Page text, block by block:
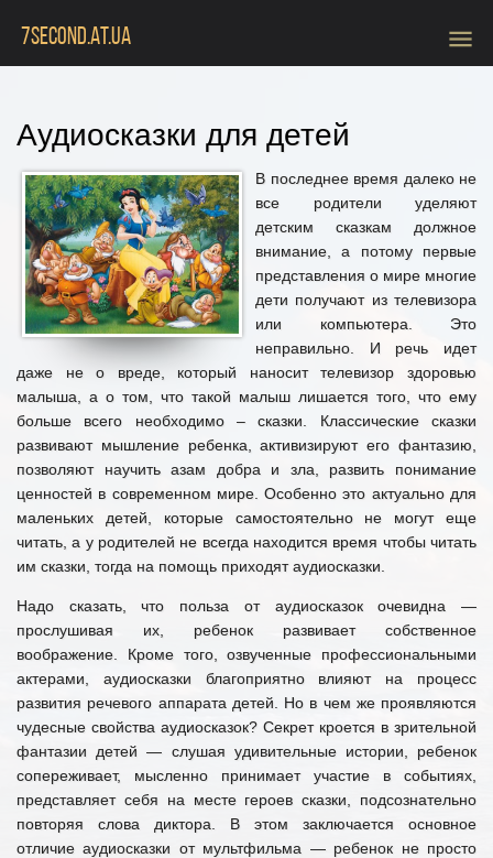
7SECOND.AT.UA menu
Аудиосказки для детей
В последнее время далеко не
все родители уделяют
детским сказкам должное
внимание, а потому первые
представления о мире многие
дети получают из телевизора
или компьютера. Это
неправильно. И речь идет
даже не о вреде, который наносит телевизор здоровью
малыша, а о том, что такой малыш лишается того, что ему
больше всего необходимо – сказки. Классические сказки
развивают мышление ребенка, активизируют его фантазию,
позволяют научить азам добра и зла, развить понимание
ценностей в современном мире. Особенно это актуально для
маленьких детей, которые самостоятельно не могут еще
читать, а у родителей не всегда находится время чтобы читать
им сказки, тогда на помощь приходят аудиосказки.
Надо сказать, что польза от аудиосказок очевидна —
прослушивая их, ребенок развивает собственное
воображение. Кроме того, озвученные профессиональными
актерами, аудиосказки благоприятно влияют на процесс
развития речевого аппарата детей. Но в чем же проявляются
чудесные свойства аудиосказок? Секрет кроется в зрительной
фантазии детей — слушая удивительные истории, ребенок
сопереживает, мысленно принимает участие в событиях,
представляет себя на месте героев сказки, подсознательно
повторяя слова диктора. В этом заключается основное
отличие аудиосказки от мультфильма — ребенок не просто